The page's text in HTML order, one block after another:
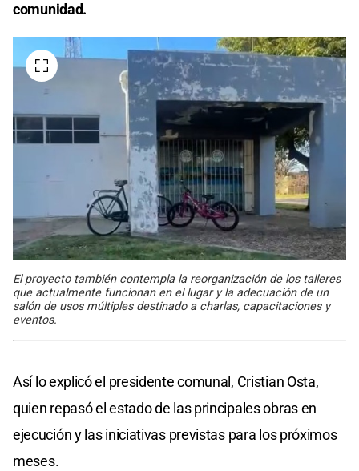
comunidad.
El proyecto también contempla la reorganización de los talleres
que actualmente funcionan en el lugar y la adecuación de un
salón de usos múltiples destinado a charlas, capacitaciones y
eventos.
Así lo explicó el presidente comunal, Cristian Osta,
quien repasó el estado de las principales obras en
ejecución y las iniciativas previstas para los próximos
meses.